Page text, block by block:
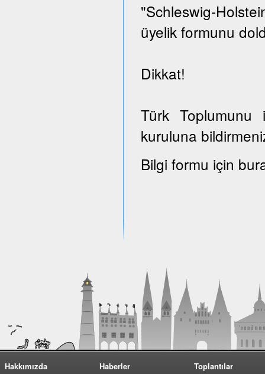
"Schleswig-
üyelik formunu
Dikkat!
Türk
kuruluna
Bilgi formu için
Hakkımızda
Haberler
Toplantılar